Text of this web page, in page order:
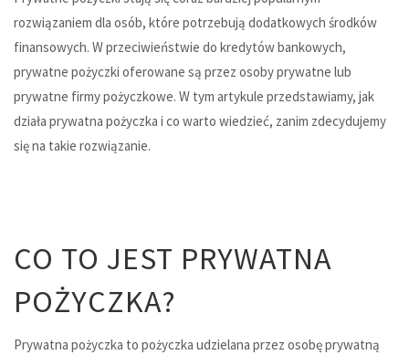
rozwiązaniem dla osób, które potrzebują dodatkowych środków
finansowych. W przeciwieństwie do kredytów bankowych,
prywatne pożyczki oferowane są przez osoby prywatne lub
prywatne firmy pożyczkowe. W tym artykule przedstawiamy, jak
działa prywatna pożyczka i co warto wiedzieć, zanim zdecydujemy
się na takie rozwiązanie.
CO TO JEST PRYWATNA
POŻYCZKA?
Prywatna pożyczka to pożyczka udzielana przez osobę prywatną